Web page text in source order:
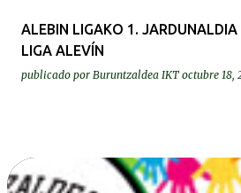
ALEBIN LIGAKO 1. JARDUNALDIA
LIGA ALEVÍN
publicado por Buruntzaldea IKT octubre 18,